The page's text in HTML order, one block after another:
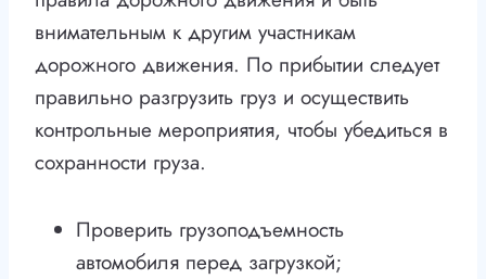
внимательным к другим участникам
дорожного движения. По прибытии следует
правильно разгрузить груз и осуществить
контрольные мероприятия, чтобы убедиться в
сохранности груза.
Проверить грузоподъемность
автомобиля перед загрузкой;